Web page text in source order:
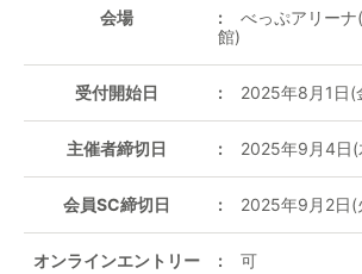
会場
べっぷアリー
館)
受付開始日 2025年8月1日(
主催者締切日 2025年9月4日(
会員SC締切日 2025年9月2日(
オンラインエントリー 可